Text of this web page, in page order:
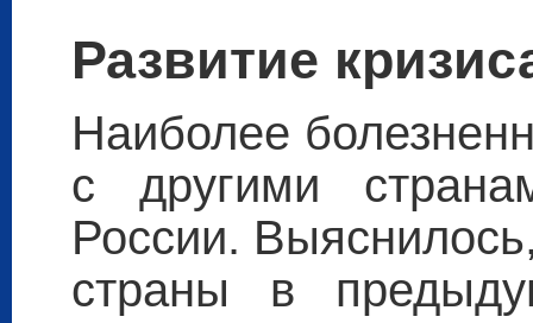
Развитие
Наиболее
с другими
России.
страны в